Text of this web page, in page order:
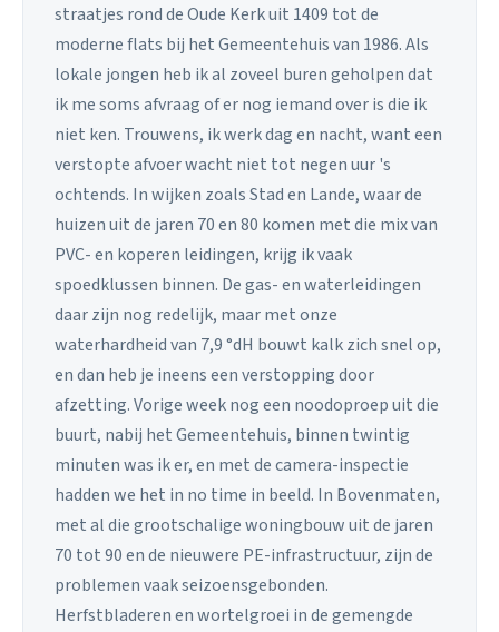
straatjes rond de Oude Kerk uit 1409 tot de
moderne flats bij het Gemeentehuis van 1986. Als
lokale jongen heb ik al zoveel buren geholpen dat
ik me soms afvraag of er nog iemand over is die ik
niet ken. Trouwens, ik werk dag en nacht, want een
verstopte afvoer wacht niet tot negen uur 's
ochtends. In wijken zoals Stad en Lande, waar de
huizen uit de jaren 70 en 80 komen met die mix van
PVC- en koperen leidingen, krijg ik vaak
spoedklussen binnen. De gas- en waterleidingen
daar zijn nog redelijk, maar met onze
waterhardheid van 7,9 °dH bouwt kalk zich snel op,
en dan heb je ineens een verstopping door
afzetting. Vorige week nog een noodoproep uit die
buurt, nabij het Gemeentehuis, binnen twintig
minuten was ik er, en met de camera-inspectie
hadden we het in no time in beeld. In Bovenmaten,
met al die grootschalige woningbouw uit de jaren
70 tot 90 en de nieuwere PE-infrastructuur, zijn de
problemen vaak seizoensgebonden.
Herfstbladeren en wortelgroei in de gemengde